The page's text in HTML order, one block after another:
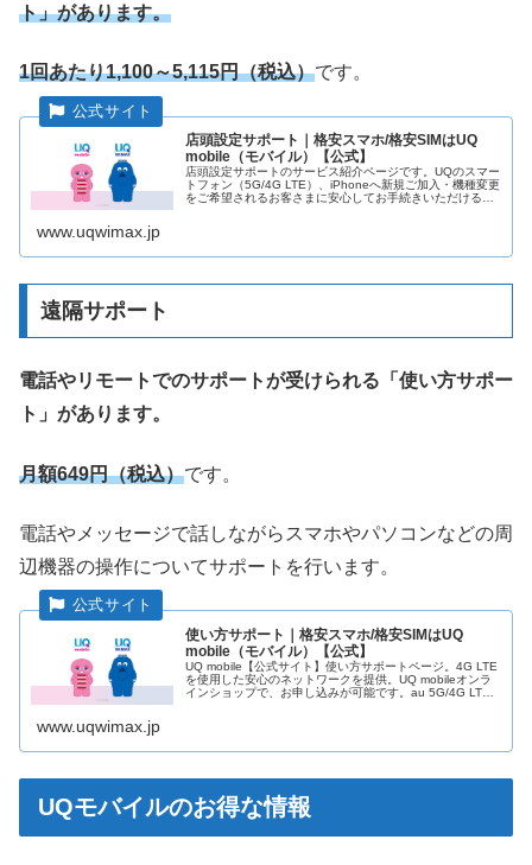
ト」があります。
1回あたり1,100～5,115円（税込）です。
店頭設定サポート｜格安スマホ/格安SIMはUQ
mobile（モバイル）【公式】
店頭設定サポートのサービス紹介ページです。UQのスマー
トフォン（5G/4G LTE）、iPhoneへ新規ご加入・機種変更
をご希望されるお客さまに安心してお手続きいただけるよ
www.uqwimax.jp
遠隔サポート
電話やリモートでのサポートが受けられる「使い方サポー
ト」があります。
月額649円（税込）です。
電話やメッセージで話しながらスマホやパソコンなどの周
辺機器の操作についてサポートを行います。
使い方サポート｜格安スマホ/格安SIMはUQ
mobile（モバイル）【公式】
UQ mobile【公式サイト】使い方サポートページ。4G LTE
を使用した安心のネットワークを提供。UQ mobileオンラ
インショップで、お申し込みが可能です。au 5G/4G LTE
www.uqwimax.jp
UQモバイルのお得な情報